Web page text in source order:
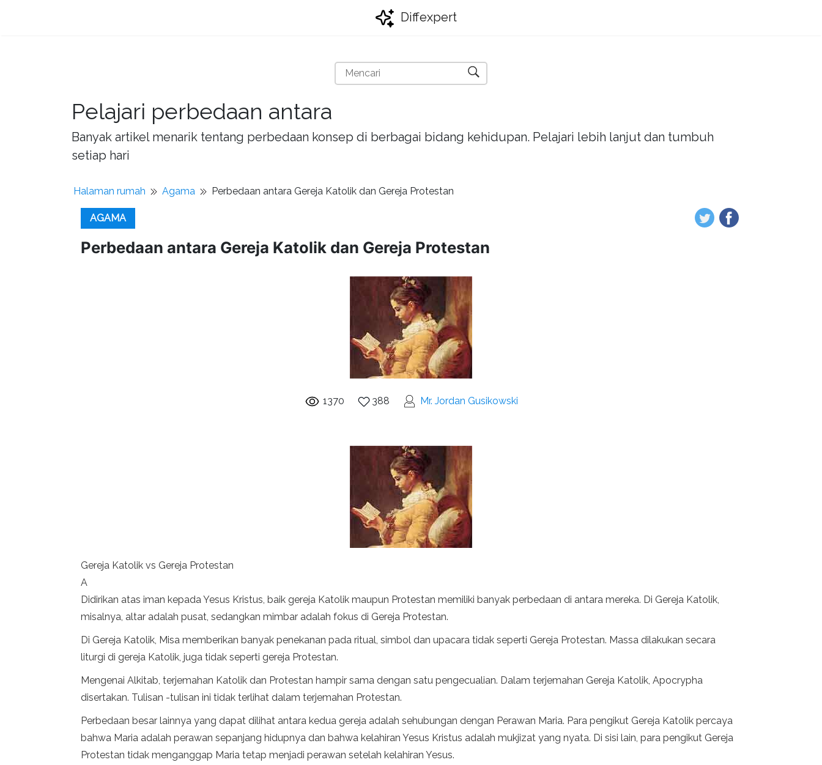
Diffexpert
Pelajari perbedaan antara
Banyak artikel menarik tentang perbedaan konsep di berbagai bidang kehidupan. Pelajari lebih lanjut dan tumbuh
setiap hari
Halaman rumah Agama Perbedaan antara Gereja Katolik dan Gereja Protestan
AGAMA
Perbedaan antara Gereja Katolik dan Gereja Protestan
1370 388 Mr. Jordan Gusikowski
Gereja Katolik vs Gereja Protestan
A
Didirikan atas iman kepada Yesus Kristus, baik gereja Katolik maupun Protestan memiliki banyak perbedaan di antara mereka. Di Gereja Katolik,
misalnya, altar adalah pusat, sedangkan mimbar adalah fokus di Gereja Protestan.
Di Gereja Katolik, Misa memberikan banyak penekanan pada ritual, simbol dan upacara tidak seperti Gereja Protestan. Massa dilakukan secara
liturgi di gereja Katolik, juga tidak seperti gereja Protestan.
Mengenai Alkitab, terjemahan Katolik dan Protestan hampir sama dengan satu pengecualian. Dalam terjemahan Gereja Katolik, Apocrypha
disertakan. Tulisan -tulisan ini tidak terlihat dalam terjemahan Protestan.
Perbedaan besar lainnya yang dapat dilihat antara kedua gereja adalah sehubungan dengan Perawan Maria. Para pengikut Gereja Katolik percaya
bahwa Maria adalah perawan sepanjang hidupnya dan bahwa kelahiran Yesus Kristus adalah mukjizat yang nyata. Di sisi lain, para pengikut Gereja
Protestan tidak menganggap Maria tetap menjadi perawan setelah kelahiran Yesus.